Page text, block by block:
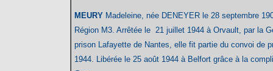
MEURY Madeleine , née DENEYER le 28 septembre
Région M3. Arrêtée le 21 juillet 1944 à Orvault, par la
prison Lafayette de Nantes, elle fit partie du convoi de
1944. Libérée le 25 août 1944 à Belfort grâce à la